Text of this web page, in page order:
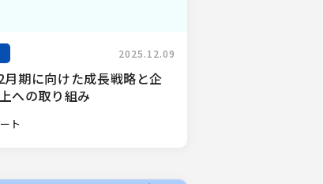
2025.12.09
期に向けた成長戦略と企
への取り組み
ト